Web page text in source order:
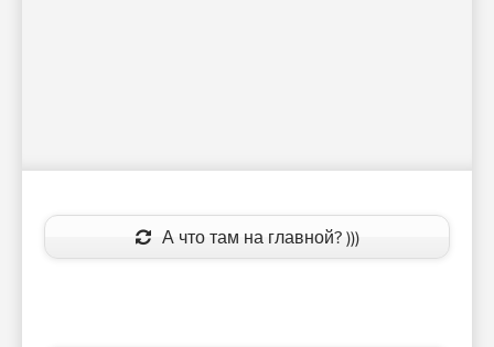
А что там на главной? )))